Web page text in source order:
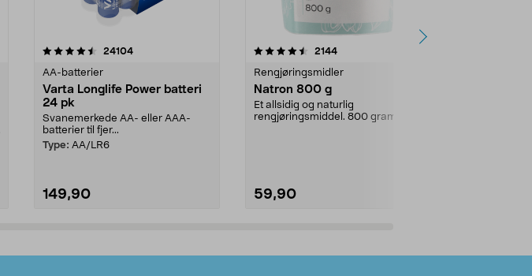
24104anmeldelser
AA-batterier
Varta Longlife Power batteri
24 pk
Svanemerkede AA- eller AAA-
batterier til fjer...
Type: AA/LR6
149,90
4.5av 5 stjerner 2144anmeldelser
Rengjøringsmidler
Natron 800 g
Et allsidig og naturlig
rengjøringsmiddel. 800 gram
59,90
4.0av 5 stjerner